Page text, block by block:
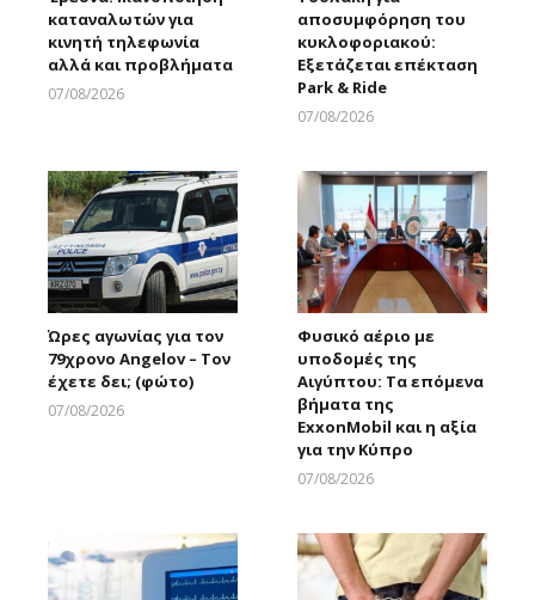
καταναλωτών για
κινητή τηλεφωνία
αλλά και προβλήματα
07/08/2026
αποσυμφόρηση του
κυκλοφοριακού:
Εξετάζεται επέκταση
Park & Ride
07/08/2026
Ώρες αγωνίας για τον
79χρονο Angelov – Τον
έχετε δει; (φώτο)
07/08/2026
Φυσικό αέριο με
υποδομές της
Αιγύπτου: Τα επόμενα
βήματα της
ExxonMobil και η αξία
για την Κύπρο
07/08/2026